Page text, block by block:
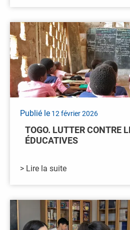
Publié le 12 février 2026
TOGO. LUTTER CONTRE
ÉDUCATIVES
> Lire la suite